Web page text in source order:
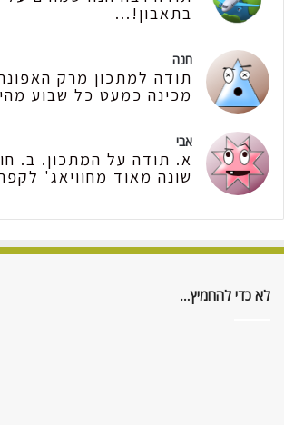
בתאבון!...
חנה
תודה למתכון מרק
מכינה כמעט כל שבוע
אבי
א. תודה על המתכון. ב.
שונה מאוד מחוויאג'
לא כדי להחמיץ…